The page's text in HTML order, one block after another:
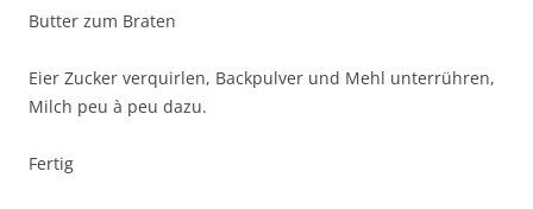
Butter zum Braten
Eier Zucker verquirlen, Backpulver und Mehl unterrühren,
Milch peu à peu dazu.
Fertig